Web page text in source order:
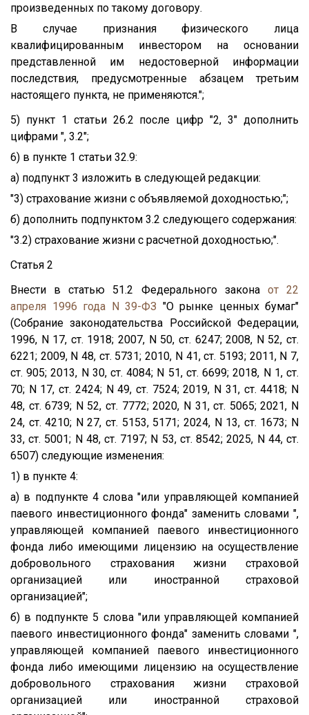
произведенных по такому договору.
В случае признания физического лица
квалифицированным инвестором на основании
представленной им недостоверной информации
последствия, предусмотренные абзацем третьим
настоящего пункта, не применяются.";
5) пункт 1 статьи 26.2 после цифр "2, 3" дополнить
цифрами ", 3.2";
6) в пункте 1 статьи 32.9:
а) подпункт 3 изложить в следующей редакции:
"3) страхование жизни с объявляемой доходностью;";
б) дополнить подпунктом 3.2 следующего содержания:
"3.2) страхование жизни с расчетной доходностью;".
Статья 2
Внести в статью 51.2 Федерального закона от 22
апреля 1996 года N 39-ФЗ "О рынке ценных бумаг"
(Собрание законодательства Российской Федерации,
1996, N 17, ст. 1918; 2007, N 50, ст. 6247; 2008, N 52, ст.
6221; 2009, N 48, ст. 5731; 2010, N 41, ст. 5193; 2011, N 7,
ст. 905; 2013, N 30, ст. 4084; N 51, ст. 6699; 2018, N 1, ст.
70; N 17, ст. 2424; N 49, ст. 7524; 2019, N 31, ст. 4418; N
48, ст. 6739; N 52, ст. 7772; 2020, N 31, ст. 5065; 2021, N
24, ст. 4210; N 27, ст. 5153, 5171; 2024, N 13, ст. 1673; N
33, ст. 5001; N 48, ст. 7197; N 53, ст. 8542; 2025, N 44, ст.
6507) следующие изменения:
1) в пункте 4:
а) в подпункте 4 слова "или управляющей компанией
паевого инвестиционного фонда" заменить словами ",
управляющей компанией паевого инвестиционного
фонда либо имеющими лицензию на осуществление
добровольного страхования жизни страховой
организацией или иностранной страховой
организацией";
б) в подпункте 5 слова "или управляющей компанией
паевого инвестиционного фонда" заменить словами ",
управляющей компанией паевого инвестиционного
фонда либо имеющими лицензию на осуществление
добровольного страхования жизни страховой
организацией или иностранной страховой